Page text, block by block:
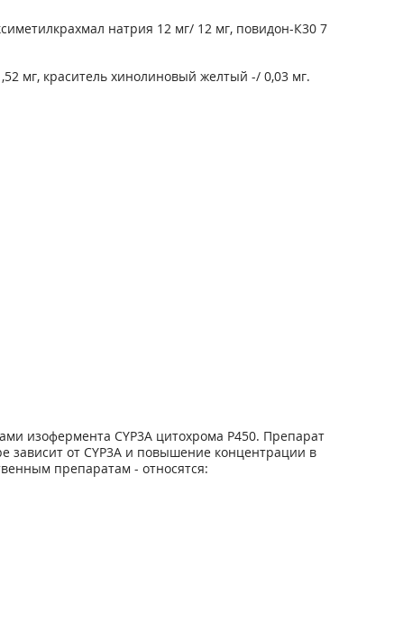
натрия 12 мг/ 12 мг, повидон-К30 7
мг, краситель хинолиновый желтый -/ 0,03 мг.
изофермента CYP3A цитохрома Р450. Препарат
от CYP3A и повышение концентрации в
препаратам - относятся: